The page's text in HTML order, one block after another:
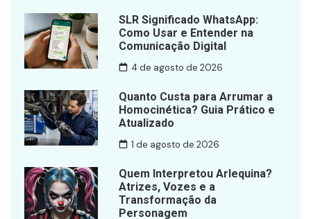
SLR Significado WhatsApp:
Como Usar e Entender na
Comunicação Digital
4 de agosto de 2026
Quanto Custa para Arrumar a
Homocinética? Guia Prático e
Atualizado
1 de agosto de 2026
Quem Interpretou Arlequina?
Atrizes, Vozes e a
Transformação da
Personagem